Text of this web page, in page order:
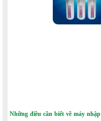
Những điều cần biết về máy